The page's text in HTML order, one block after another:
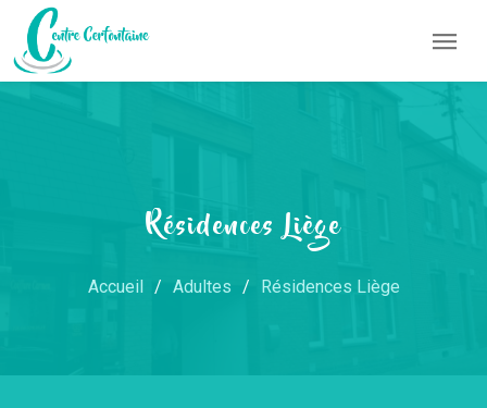
Résidences Liège
Accueil Adultes Résidences Liège